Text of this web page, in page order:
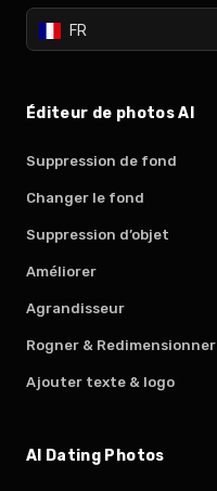
FR
Éditeur de photos AI
Suppression de fond
Changer le fond
Suppression d’objet
Améliorer
Agrandisseur
Rogner & Redimensionner
Ajouter texte & logo
AI Dating Photos